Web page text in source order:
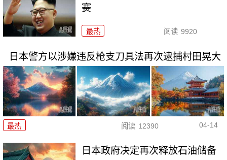
赛
最热 阅读 9920
日本警方以涉嫌违反枪支刀具法再次逮捕村田晃大
最热 阅读 12390 04-14
日本政府决定再次释放石油储备